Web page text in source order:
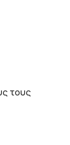
τους